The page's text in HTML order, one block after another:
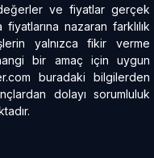
ve fiyatlar gerçek
nazaran farklılık
yalnızca fikir verme
bir amaç için uygun
buradaki bilgilerden
dolayı sorumluluk